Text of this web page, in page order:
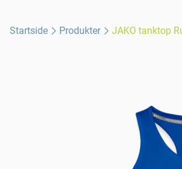
Startside Produkter JAKO tanktop